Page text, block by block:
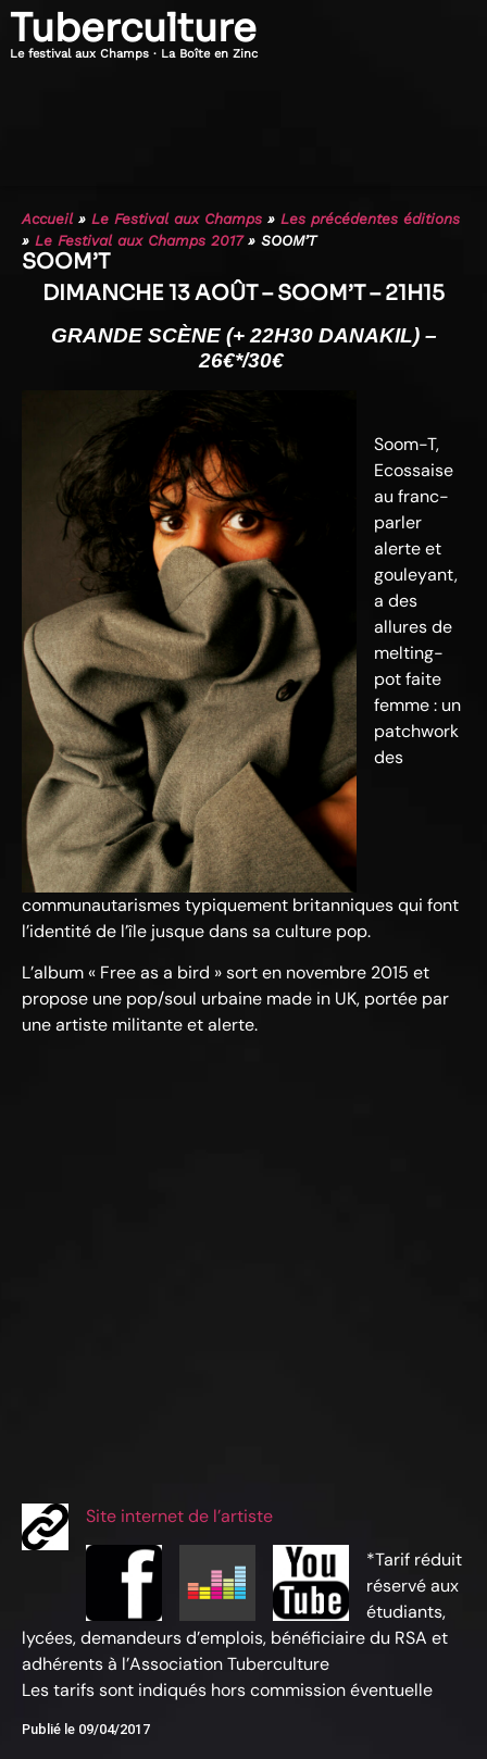
Tuberculture
Le festival aux Champs · La Boîte en Zinc
Accueil» Le Festival aux Champs » Les précédentes éditions
» Le Festival aux Champs 2017» SOOM’T
SOOM’T
DIMANCHE 13 AOÛT – SOOM’T – 21H15
GRANDE SCÈNE (+ 22H30 DANAKIL) –
26€*/30€
Soom-T,
Ecossaise
au franc-
parler
alerte et
gouleyant,
a des
allures de
melting-
pot faite
femme : un
patchwork
des
communautarismes typiquement britanniques qui font
l’identité de l’île jusque dans sa culture pop.
L’album « Free as a bird » sort en novembre 2015 et
propose une pop/soul urbaine made in UK, portée par
une artiste militante et alerte.
Site internet de l’artiste
*Tarif réduit
réservé aux
étudiants,
lycées, demandeurs d’emplois, bénéficiaire du RSA et
adhérents à l’Association Tuberculture
Les tarifs sont indiqués hors commission éventuelle
Publié le 09/04/2017